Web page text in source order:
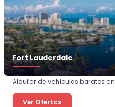
Fort Lauderdale
Alquiler de vehículos baratos
Ver Ofertas